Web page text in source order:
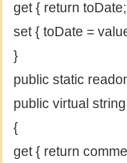
get { return
set { toDate =
}
public static
public virtual
{
get { return